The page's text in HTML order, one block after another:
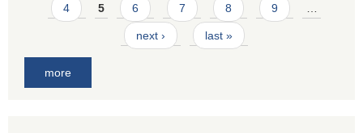
4 5 6 7 8 9
next › last »
more